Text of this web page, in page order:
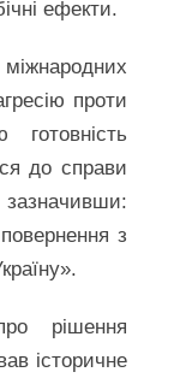
ефекти.
проти
до справи
зазначивши:
з
рішення
історичне